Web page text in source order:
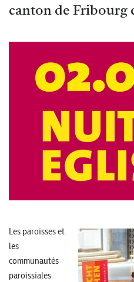
canton de Fribourg
Les paroisses et
les
communautés
paroissiales